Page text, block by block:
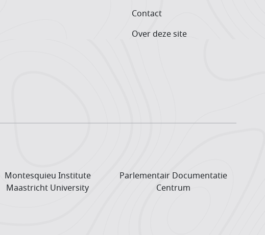
Contact
Over deze site
Montesquieu Institute
Maastricht University
Parlementair Documentatie
Centrum